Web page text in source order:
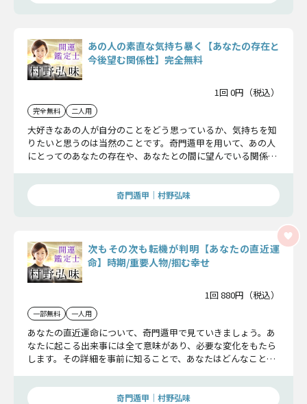
あの人の素直な気持ち暴く【あなたの存在と
今後望む関係性】完全無料
1回 0円（税込）
完全無料 二人用
大好きなあの人が自分のことをどう思っているか、気持ちを知
りたいと思うのは当然のことです。奇門遁甲を用いて、あの人
にとってのあなたの存在や、あなたとの間に望んでいる関係に
奇門遁甲｜村野弘味
次もその次も転機が判明【あなたの直近運
命】時期/重要人物/掴む幸せ
1回 880円（税込）
一部無料 一人用
あなたの直近運命について、奇門遁甲で見ていきましょう。あ
なたに起こる出来事には全て意味があり、必要な変化をもたら
します。その詳細を事前に知ることで、あなたはどんなことに
奇門遁甲｜村野弘味